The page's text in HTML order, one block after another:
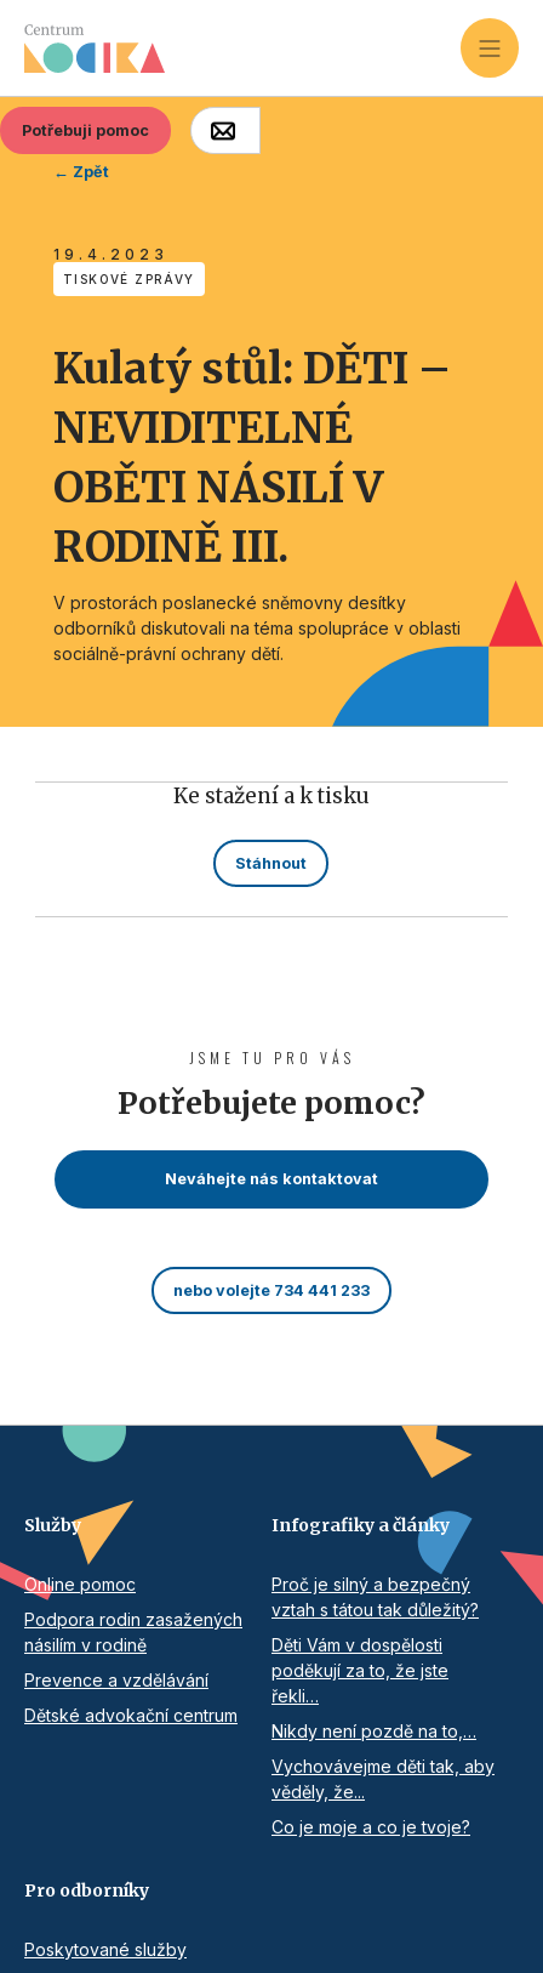
Potřebuji pomoc
← Zpět
19.4.2023
TISKOVÉ ZPRÁVY
Kulatý stůl: DĚTI –
NEVIDITELNÉ
OBĚTI NÁSILÍ V
RODINĚ III.
V prostorách poslanecké sněmovny desítky
odborníků diskutovali na téma spolupráce v oblasti
sociálně-právní ochrany dětí.
Ke stažení a k tisku
Stáhnout
JSME TU PRO VÁS
Potřebujete pomoc?
Neváhejte nás kontaktovat
nebo volejte 734 441 233
Služby
Online pomoc
Podpora rodin zasažených
násilím v rodině
Prevence a vzdělávání
Dětské advokační centrum
Infografiky a články
Proč je silný a bezpečný
vztah s tátou tak důležitý?
Děti Vám v dospělosti
poděkují za to, že jste
řekli…
Nikdy není pozdě na to,…
Vychovávejme děti tak, aby
věděly, že...
Co je moje a co je tvoje?
Pro odborníky
Poskytované služby